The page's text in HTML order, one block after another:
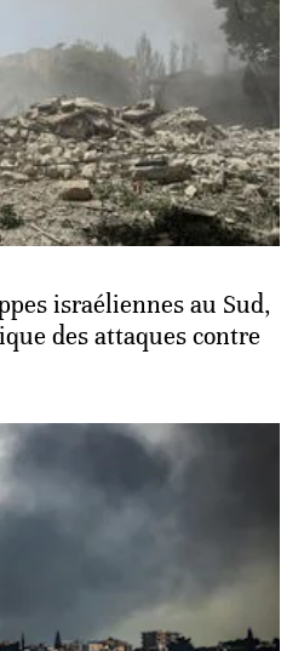
israéliennes au Sud,
des attaques contre